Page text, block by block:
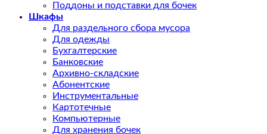
Поддоны и подставки для бочек
Шкафы
Для раздельного сбора мусора
Для одежды
Бухгалтерские
Банковские
Архивно-складские
Абонентские
Инструментальные
Картотечные
Компьютерные
Для хранения бочек